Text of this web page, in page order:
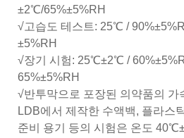
±2℃/65%±5%RH
√고습도 테스트: 25℃ /
±5%RH
√장기 시험: 25℃±2℃ /
65%±5%RH
√반투막으로 포장된 의약품의 가
LDB에서 제작한 수액백, 플라스
준비 용기 등의 시험은 온도